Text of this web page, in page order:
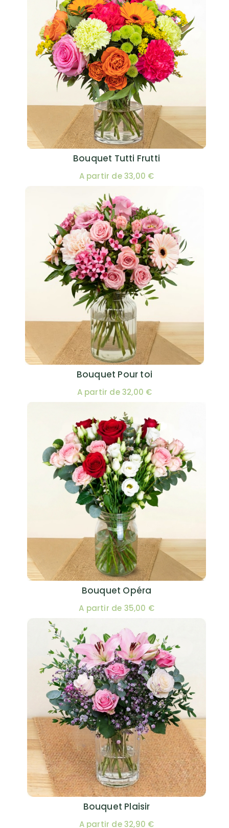
Bouquet Tutti Frutti
A partir de 33,00 €
Bouquet Pour toi
A partir de 32,00 €
Bouquet Opéra
A partir de 35,00 €
Bouquet Plaisir
A partir de 32,90 €